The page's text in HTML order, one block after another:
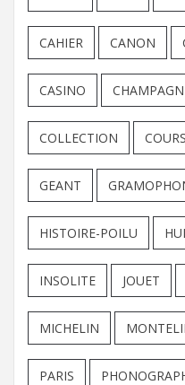
CAHIER CANON
CASINO
COLLECTION
GEANT
HISTOIRE-POILU
INSOLITE JOUET
MICHELIN
PARIS